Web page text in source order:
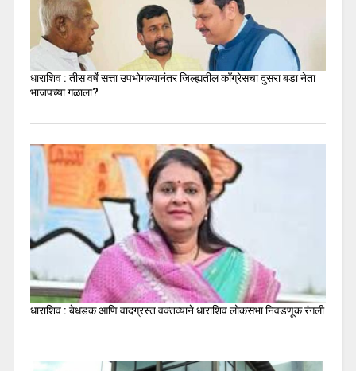
धाराशिव : तीस वर्षे सत्ता उपभोगल्यानंतर जिल्ह्यतील कॉंग्रेसचा दुसरा बडा नेता
भाजपच्या गळाला?
धाराशिव : बेधडक आणि वादग्रस्त वक्तव्याने धाराशिव लोकसभा निवडणूक रंगली